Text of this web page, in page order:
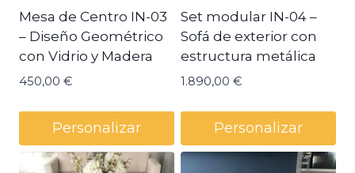
Mesa de Centro IN-03
– Diseño Geométrico
con Vidrio y Madera
450,00 €
Personalizar
Set modular IN-04 –
Sofá de exterior con
estructura metálica
1.890,00 €
Personalizar